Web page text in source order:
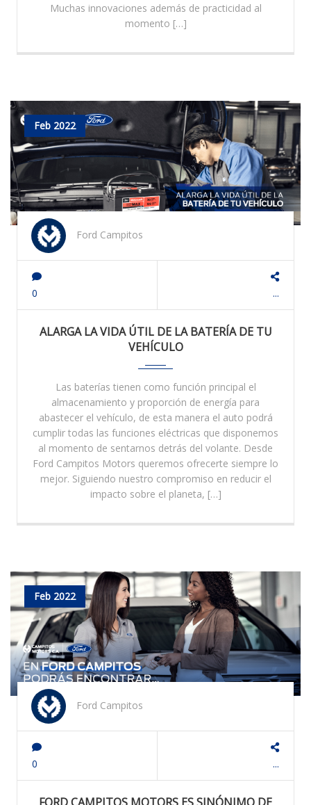
Muchas innovaciones además de practicidad al
momento […]
Feb 2022
Ford Campitos
0 ...
ALARGA LA VIDA ÚTIL DE LA BATERÍA DE TU
VEHÍCULO
Las baterías tienen como función principal el
almacenamiento y proporción de energía para
abastecer el vehículo, de esta manera el auto podrá
cumplir todas las funciones eléctricas que disponemos
al momento de sentarnos detrás del volante. Desde
Ford Campitos Motors queremos ofrecerte siempre lo
mejor. Siguiendo nuestro compromiso en reducir el
impacto sobre el planeta, […]
Feb 2022
Ford Campitos
0 ...